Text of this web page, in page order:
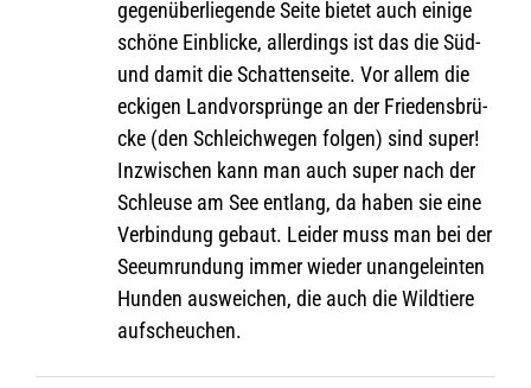
gegen­über­lie­gende Seite bie­tet auch einige
schöne Ein­bli­cke, aller­dings ist das die Süd-
und damit die Schat­ten­seite. Vor allem die
ecki­gen Land­vor­sprünge an der Frie­dens­brü­
cke (den Schleich­we­gen fol­gen) sind super!
Inzwi­schen kann man auch super nach der
Schleuse am See ent­lang, da haben sie eine
Ver­bin­dung gebaut. Lei­der muss man bei der
See­um­run­dung immer wie­der unan­ge­lein­ten
Hun­den aus­wei­chen, die auch die Wild­tiere
aufscheuchen.